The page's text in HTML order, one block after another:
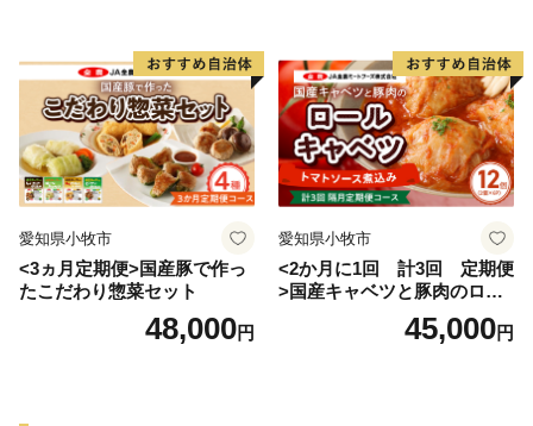
愛知県小牧市
<3ヵ月定期便>国産豚で作っ
たこだわり惣菜セット
48,000円
愛知県小牧市
<2か月に1回 計3回 定期便
>国産キャベツと豚肉のロー
ルキャベツ（6P入り）
45,000円